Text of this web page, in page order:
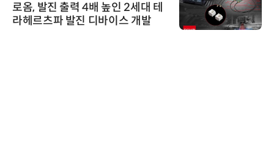
로옴, 발진 출력 4배 높인 2세대 테
라헤르츠파 발진 디바이스 개발